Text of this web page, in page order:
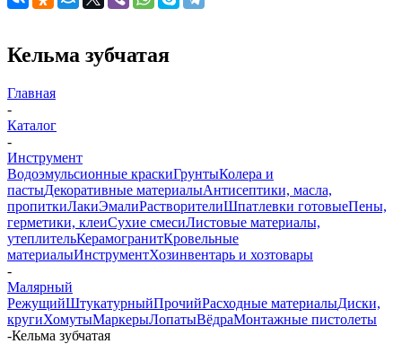
Кельма зубчатая
Главная
-
Каталог
-
Инструмент
Водоэмульсионные краскиГрунтыКолера и
пастыДекоративные материалыАнтисептики, масла,
пропиткиЛакиЭмалиРастворителиШпатлевки готовыеПены,
герметики, клеиСухие смесиЛистовые материалы,
утеплительКерамогранитКровельные
материалыИнструментХозинвентарь и хозтовары
-
Малярный
РежущийШтукатурныйПрочийРасходные материалыДиски,
кругиХомутыМаркерыЛопатыВёдраМонтажные пистолеты
-Кельма зубчатая